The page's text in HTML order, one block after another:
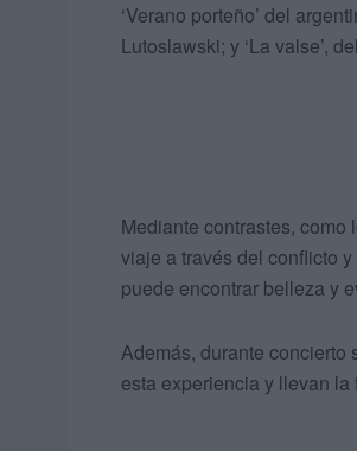
‘Verano porteño’ del
Lutoslawski; y ‘La valse’,
Mediante contrastes,
viaje a través del conflicto
puede encontrar belleza y
Además, durante concierto
esta experiencia y llevan